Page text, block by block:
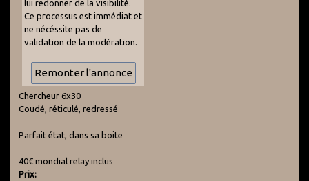
lui redonner de la visibilité.
Ce processus est immédiat et
ne nécéssite pas de
validation de la modération.
Chercheur 6x30
Coudé, réticulé, redressé
Parfait état, dans sa boite
40€ mondial relay inclus
Prix: